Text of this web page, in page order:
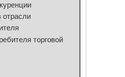
торговой